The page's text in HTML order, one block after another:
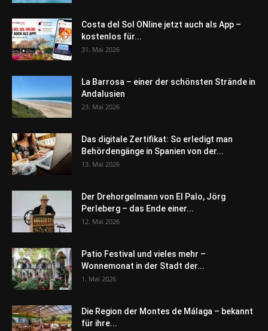
Costa del Sol ONline jetzt auch als App –
kostenlos für...
31. Mai 2026
La Barrosa – einer der schönsten Strände in
Andalusien
23. Mai 2026
Das digitale Zertifikat: So erledigt man
Behördengänge in Spanien von der...
13. Mai 2026
Der Drehorgelmann von El Palo, Jörg
Perleberg – das Ende einer...
12. Mai 2026
Patio Festival und vieles mehr –
Wonnemonat in der Stadt der...
1. Mai 2026
Die Region der Montes de Málaga – bekannt
für ihre...